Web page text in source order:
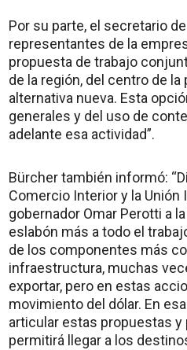
Por su parte, el secretario
representantes de la
propuesta de trabajo
de la región, del centro de
alternativa nueva. Esta
generales y del uso de
adelante esa actividad”.
Bürcher también informó:
Comercio Interior y la Unión
gobernador Omar Perotti a
eslabón más a todo el
de los componentes más
infraestructura, muchas
exportar, pero en estas
movimiento del dólar. En
articular estas propuestas
permitirá llegar a los